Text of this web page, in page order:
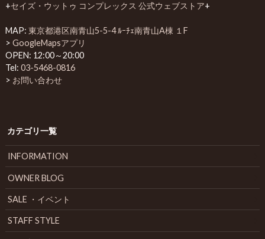
+セイズ・ウットゥ コンプレックス 公式ウェブストア+
MAP: 東京都港区南青山5-5-4 ﾙｰﾁｪ南青山A棟 １F
> GoogleMapsアプリ
OPEN: 12:00～20:00
Tel: 03-5468-0816
> お問い合わせ
カテゴリ一覧
INFORMATION
OWNER BLOG
SALE ・イベント
STAFF STYLE